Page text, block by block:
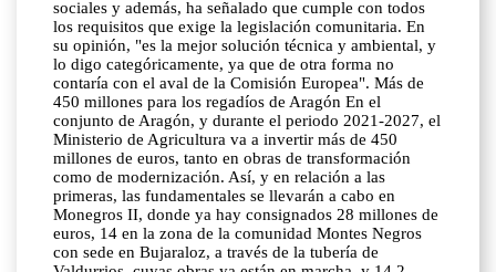
sociales y además, ha señalado que cumple con todos
los requisitos que exige la legislación comunitaria. En
su opinión, "es la mejor solución técnica y ambiental, y
lo digo categóricamente, ya que de otra forma no
contaría con el aval de la Comisión Europea". Más de
450 millones para los regadíos de Aragón En el
conjunto de Aragón, y durante el periodo 2021-2027, el
Ministerio de Agricultura va a invertir más de 450
millones de euros, tanto en obras de transformación
como de modernización. Así, y en relación a las
primeras, las fundamentales se llevarán a cabo en
Monegros II, donde ya hay consignados 28 millones de
euros, 14 en la zona de la comunidad Montes Negros
con sede en Bujaraloz, a través de la tubería de